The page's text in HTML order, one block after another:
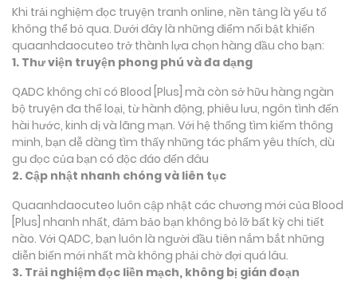
Khi trải nghiệm đọc truyện tranh online, nền tảng là yếu tố
không thể bỏ qua. Dưới đây là những điểm nổi bật khiến
quaanhdaocuteo trở thành lựa chọn hàng đầu cho bạn:
1. Thư viện truyện phong phú và đa dạng
QADC không chỉ có Blood [Plus] mà còn sở hữu hàng ngàn
bộ truyện đa thể loại, từ hành động, phiêu lưu, ngôn tình đến
hài hước, kinh dị và lãng mạn. Với hệ thống tìm kiếm thông
minh, bạn dễ dàng tìm thấy những tác phẩm yêu thích, dù
gu đọc của bạn có độc đáo đến đâu
2. Cập nhật nhanh chóng và liên tục
Quaanhdaocuteo luôn cập nhật các chương mới của Blood
[Plus] nhanh nhất, đảm bảo bạn không bỏ lỡ bất kỳ chi tiết
nào. Với QADC, bạn luôn là người đầu tiên nắm bắt những
diễn biến mới nhất mà không phải chờ đợi quá lâu.
3. Trải nghiệm đọc liền mạch, không bị gián đoạn